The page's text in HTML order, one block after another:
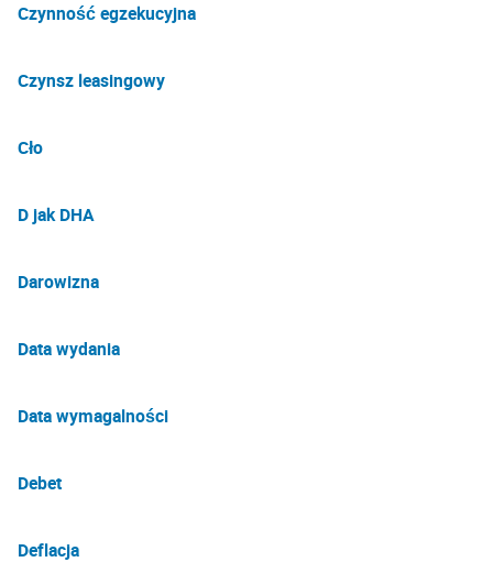
Czynność egzekucyjna
Czynsz leasingowy
Cło
D jak DHA
Darowizna
Data wydania
Data wymagalności
Debet
Deflacja